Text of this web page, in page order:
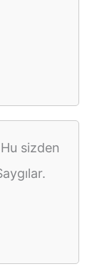
sizden